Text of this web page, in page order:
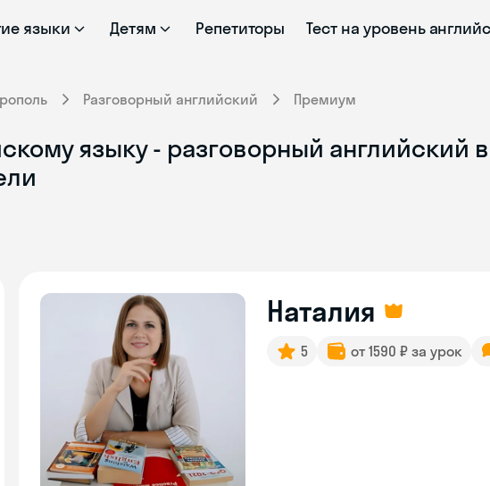
языки Детям Репетиторы Тест на уровень
Разговорный английский Премиум
языку - разговорный английский
Наталия
5 от 1590 ₽ за урок